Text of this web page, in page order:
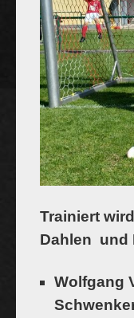
Trainiert
Dahlen und
Wolfgang